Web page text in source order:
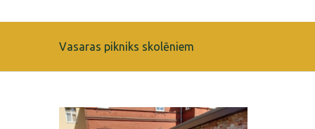
Vasaras pikniks skolēniem